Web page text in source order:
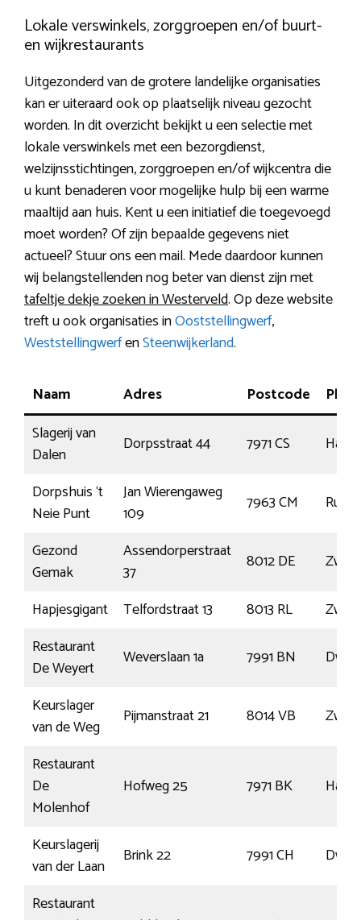
Lokale verswinkels, zorggroepen en/of buurt-
en wijkrestaurants
Uitgezonderd van de grotere landelijke organisaties
kan er uiteraard ook op plaatselijk niveau gezocht
worden. In dit overzicht bekijkt u een selectie met
lokale verswinkels met een bezorgdienst,
welzijnsstichtingen, zorggroepen en/of wijkcentra die
u kunt benaderen voor mogelijke hulp bij een warme
maaltijd aan huis. Kent u een initiatief die toegevoegd
moet worden? Of zijn bepaalde gegevens niet
actueel? Stuur ons een mail. Mede daardoor kunnen
wij belangstellenden nog beter van dienst zijn met
tafeltje dekje zoeken in Westerveld. Op deze website
treft u ook organisaties inOoststellingwerf,
WeststellingwerfenSteenwijkerland.
Naam Adres Postcode
Slagerij van
Dalen
Dorpsstraat 44 7971 CS
Dorpshuis ‘t
Neie Punt
Jan Wierengaweg
109
7963 CM
Gezond
Gemak
Assendorperstraat
37
8012 DE
Hapjesgigant
Telfordstraat 13 8013 RL
Restaurant
De Weyert
Weverslaan 1a 7991 BN
Keurslager
van de Weg
Pijmanstraat 21 8014 VB
Restaurant
De
Molenhof
Hofweg 25 7971 BK
Keurslagerij
van der Laan
Brink 22 7991 CH
Restaurant